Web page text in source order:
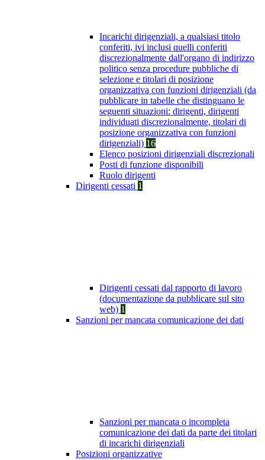
Incarichi dirigenziali, a qualsiasi titolo
conferiti, ivi inclusi quelli conferiti
discrezionalmente dall'organo di indirizzo
politico senza procedure pubbliche di
selezione e titolari di posizione
organizzativa con funzioni dirigenziali (da
pubblicare in tabelle che distinguano le
seguenti situazioni: dirigenti, dirigenti
individuati discrezionalmente, titolari di
posizione organizzativa con funzioni
dirigenziali) 16
Elenco posizioni dirigenziali discrezionali
Posti di funzione disponibili
Ruolo dirigenti
Dirigenti cessati 1
Dirigenti cessati dal rapporto di lavoro
(documentazione da pubblicare sul sito
web) 1
Sanzioni per mancata comunicazione dei dati
Sanzioni per mancata o incompleta
comunicazione dei dati da parte dei titolari
di incarichi dirigenziali
Posizioni organizzative